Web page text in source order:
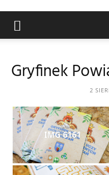
Gryfinek
2
IMG 6161